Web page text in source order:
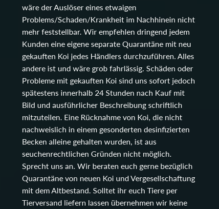
wäre der Auslöser eines etwaigen
Problems/Schaden/Krankheit im Nachhinein nicht
mehr feststellbar. Wir empfehlen dringend jedem
Kunden eine eigene separate Quarantäne mit neu
gekauften Koi jedes Händlers durchzuführen. Alles
andere ist und wäre grob fahrlässig. Schäden oder
Probleme mit gekauften Koi sind uns sofort jedoch
spätestens innerhalb 24 Stunden nach Kauf mit
Bild und ausführlicher Beschreibung schriftlich
mitzuteilen. Eine Rücknahme von Koi, die nicht
nachweislich in einem gesonderten desinfizierten
Becken alleine gehalten wurden, ist aus
seuchenrechtlichen Gründen nicht möglich.
Sprecht uns an. Wir beraten euch gerne bezüglich
Quarantäne von neuen Koi und Vergesellschaftung
mit dem Altbestand. Solltet ihr euch Tiere per
Tierversand liefern lassen übernehmen wir keine